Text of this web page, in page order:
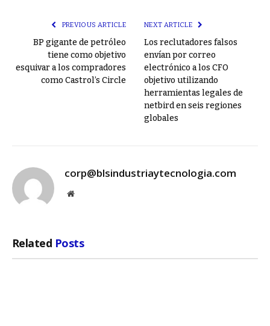
PREVIOUS ARTICLE
BP gigante de petróleo
tiene como objetivo
esquivar a los compradores
como Castrol’s Circle
NEXT ARTICLE
Los reclutadores falsos
envían por correo
electrónico a los CFO
objetivo utilizando
herramientas legales de
netbird en seis regiones
globales
corp@blsindustriaytecnologia.com
Website
Related Posts